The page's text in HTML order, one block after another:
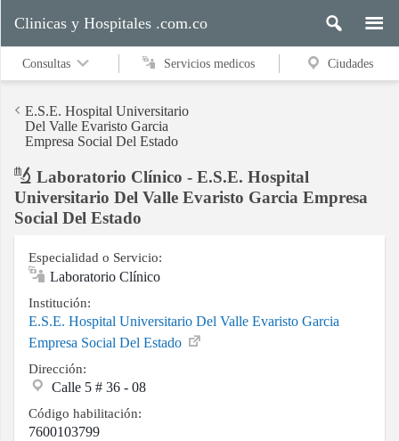
Servicios
medicos
Ciudades
Buscar
Contacto
Clinicas y Hospitales .com.co
Consultas Servicios medicos Ciudades
E.S.E. Hospital Universitario
Del Valle Evaristo Garcia
Empresa Social Del Estado
Laboratorio Clínico - E.S.E. Hospital
Universitario Del Valle Evaristo Garcia Empresa
Social Del Estado
Especialidad o Servicio:
Laboratorio Clínico
Institución:
E.S.E. Hospital Universitario Del Valle Evaristo Garcia
Empresa Social Del Estado
Dirección:
Calle 5 # 36 - 08
Código habilitación:
7600103799